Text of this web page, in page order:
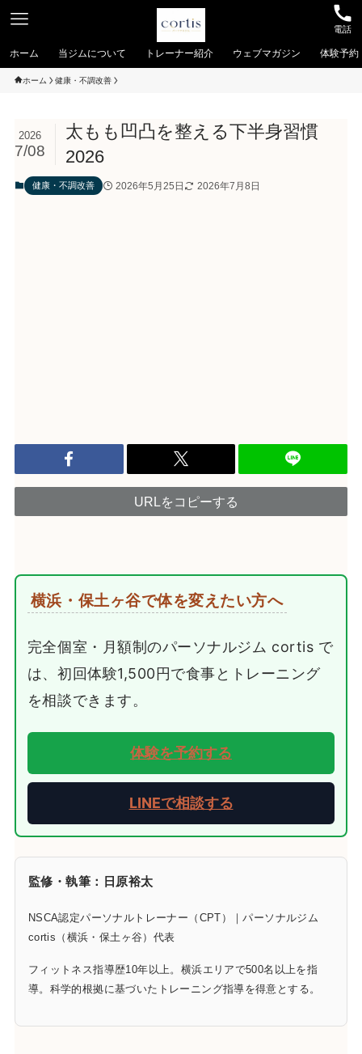
電話
ホーム 当ジムについて トレーナー紹介 ウェブマガジン 体験予約
ホーム 健康・不調改善
太もも凹凸を整える下半身習慣
2026
2026
7/08
健康・不調改善 2026年5月25日 2026年7月8日
URLをコピーする
横浜・保土ヶ谷で体を変えたい方へ
完全個室・月額制のパーソナルジム cortis で
は、初回体験1,500円で食事とトレーニング
を相談できます。
体験を予約する
LINEで相談する
監修・執筆：日原裕太
NSCA認定パーソナルトレーナー（CPT）｜パーソナルジム
cortis（横浜・保土ヶ谷）代表
フィットネス指導歴10年以上。横浜エリアで500名以上を指
導。科学的根拠に基づいたトレーニング指導を得意とする。